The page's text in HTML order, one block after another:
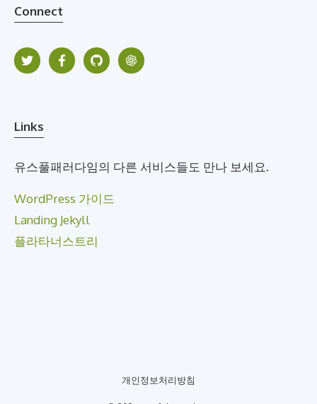
Connect
Links
유스풀패러다임의 다른 서비스들도 만나 보세요.
WordPress 가이드
Landing Jekyll
플라타너스트리
개인정보처리방침